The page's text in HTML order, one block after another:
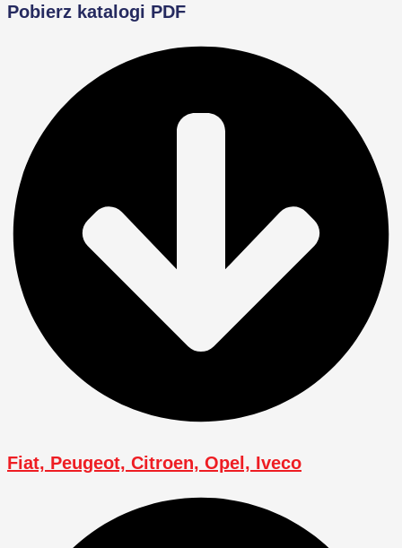
Pobierz katalogi PDF
Fiat, Peugeot, Citroen, Opel, Iveco